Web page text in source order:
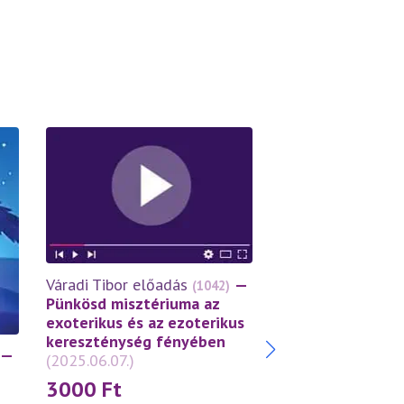
—
Váradi Tibor előadás (1042) —
Pünkösd misztériuma az
exoterikus és az ezoterikus
kereszténység fényében
(2025.06.07.)
3000 Ft